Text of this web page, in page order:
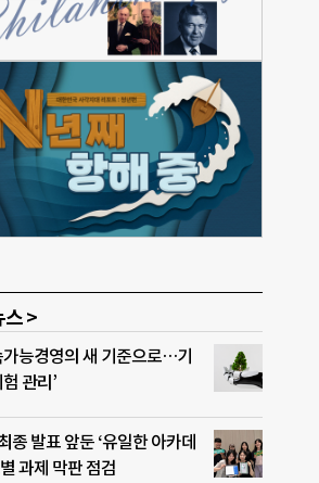
스 >
능경영의 새 기준으로…기
관리’
종 발표 앞둔 ‘유일한 아카데
과제 막판 점검